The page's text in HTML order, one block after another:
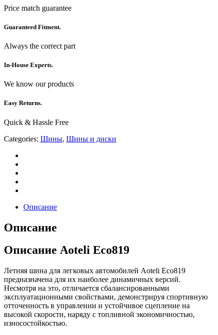
Price match guarantee
Guaranteed Fitment.
Always the correct part
In-House Experts.
We know our products
Easy Returns.
Quick & Hassle Free
Categories: Шины, Шины и диски
Описание
Описание
Описание Aoteli Eco819
Летняя шина для легковых автомобилей Aoteli Eco819
предназначена для их наиболее динамичных версий.
Несмотря на это, отличается сбалансированными
эксплуатационными свойствами, демонстрируя спортивную
отточенность в управлении и устойчивое сцепление на
высокой скорости, наряду с топливной экономичностью,
износостойкостью.